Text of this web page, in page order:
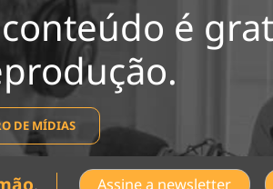
é
DE MÍDIAS
. Assine a newsletter